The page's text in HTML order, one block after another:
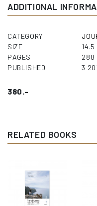
ADDITIONAL
CATEGORY
SIZE
14.5
PAGES
288
PUBLISHED
3
380.-
RELATED BOOKS